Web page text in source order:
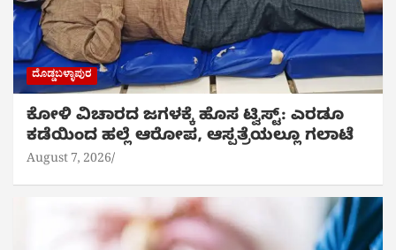
ದೊಡ್ಡಬಳ್ಳಾಪುರ
ಕೋಳಿ ವಿಚಾರದ ಜಗಳಕ್ಕೆ ಹೊಸ ಟ್ವಿಸ್ಟ್: ಎರಡೂ
ಕಡೆಯಿಂದ ಹಲ್ಲೆ ಆರೋಪ, ಆಸ್ಪತ್ರೆಯಲ್ಲೂ ಗಲಾಟೆ
August 7, 2026